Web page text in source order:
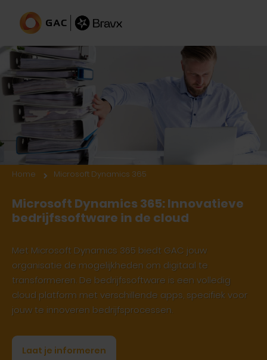
Home Microsoft Dynamics 365
Microsoft bedrijfssoftware
Microsoft Dynamics 365: Innovatieve
bedrijfssoftware in de cloud
Met Microsoft Dynamics 365 biedt GAC jouw
organisatie de mogelijkheden om digitaal te
transformeren. De bedrijfssoftware is een volledig
cloud platform met verschillende apps, specifiek voor
jouw te innoveren bedrijfsprocessen.
Laat je informeren